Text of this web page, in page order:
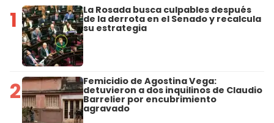
1 La Rosada busca culpables después
de la derrota en el Senado y recalcula
su estrategia
2 Femicidio de Agostina Vega:
detuvieron a dos inquilinos de Claudio
Barrelier por encubrimiento
agravado